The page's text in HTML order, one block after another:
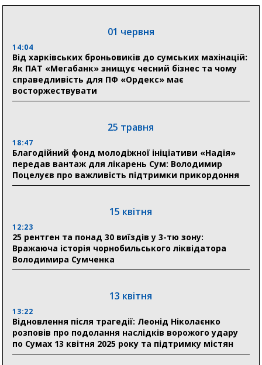
04 серпня
20:41
Пенсійний фонд Сумщини спрямував 0,2 млрд грн
на пенсії, страхові виплати та підтримку
прифронтових громад
03 серпня
Романько розширює програму відпочинку дітей із
прифронтової Сумщини: перша група оздоровилася
в Австрії
відновлення житла майже на 6,6 млн грн
31 липня
17:52
«Укрексімбанк» припиняє виплату пенсій: у
Пенсійному фонді Сумщини пояснили, що робити
людям
01 червня
14:04
Від харківських броньовиків до сумських махінацій:
Як ПАТ «Мегабанк» знищує чесний бізнес та чому
справедливість для ПФ «Ордекс» має
восторжествувати
25 травня
18:47
Благодійний фонд молодіжної ініціативи «Надія»
передав вантаж для лікарень Сум: Володимир
Поцелуєв про важливість підтримки прикордоння
15 квітня
12:23
25 рентген та понад 30 виїздів у 3-тю зону:
Вражаюча історія чорнобильського ліквідатора
Володимира Сумченка
13 квітня
13:22
Відновлення після трагедії: Леонід Ніколаєнко
розповів про подолання наслідків ворожого удару
по Сумах 13 квітня 2025 року та підтримку містян